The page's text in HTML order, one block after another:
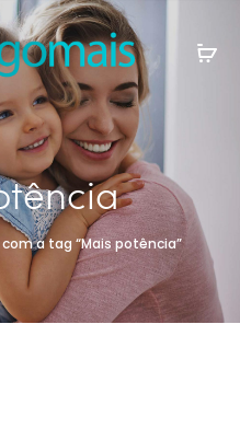
a tag “Mais potência”